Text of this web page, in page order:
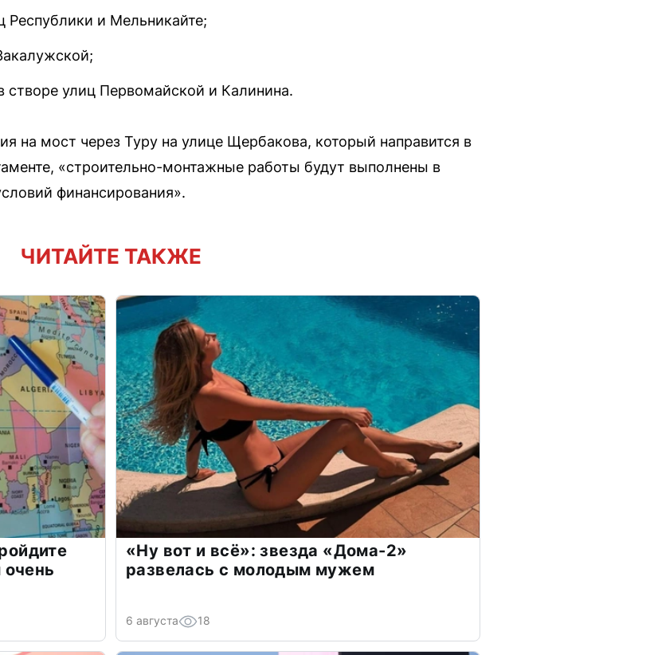
Республики и Мельникайте;
створе улиц Первомайской и Калинина.
на мост через Туру на улице Щербакова, который направится в
«строительно-монтажные работы будут выполнены в
финансирования».
ЧИТАЙТЕ ТАКЖЕ
очень
«Ну вот и всё»: звезда «Дома-2»
развелась с молодым мужем
6 августа 18